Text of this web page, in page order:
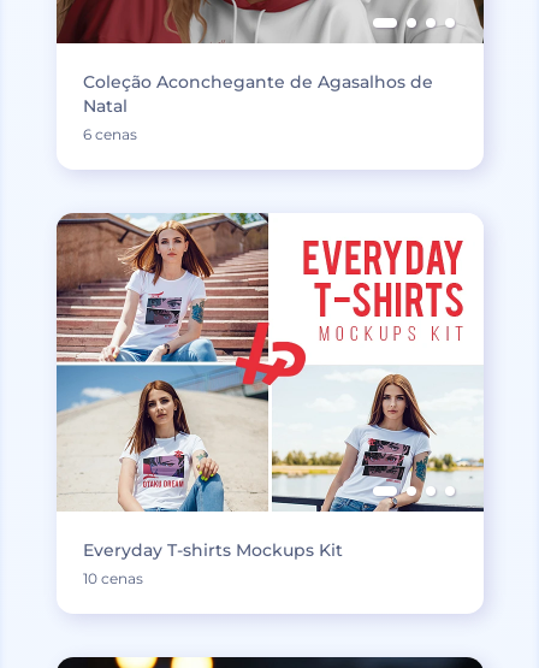
Coleção Aconchegante de Agasalhos de
Natal
6 cenas
Everyday T-shirts Mockups Kit
10 cenas